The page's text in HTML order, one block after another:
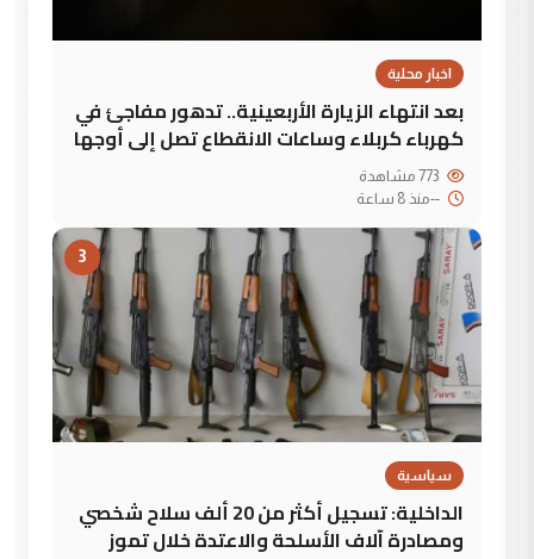
اخبار محلية
بعد انتهاء الزيارة الأربعينية.. تدهور مفاجئ في
كهرباء كربلاء وساعات الانقطاع تصل إلى أوجها
--منذ 8 ساعة
3
سياسية
الداخلية: تسجيل أكثر من 20 ألف سلاح شخصي
ومصادرة آلاف الأسلحة والاعتدة خلال تموز